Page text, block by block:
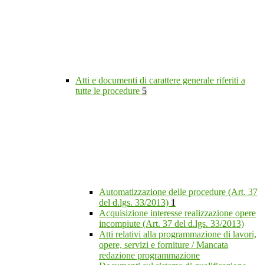
Atti e documenti di carattere generale riferiti a
tutte le procedure 5
Automatizzazione delle procedure (Art. 37
del d.lgs. 33/2013) 1
Acquisizione interesse realizzazione opere
incompiute (Art. 37 del d.lgs. 33/2013)
Atti relativi alla programmazione di lavori,
opere, servizi e forniture / Mancata
redazione programmazione